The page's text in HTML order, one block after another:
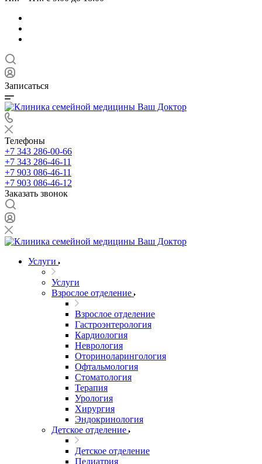
Записаться
Телефоны
+7 343 286-00-66
+7 343 286-46-11
+7 903 086-46-11
+7 903 086-46-12
Заказать звонок
Услуги
Услуги
Взрослое отделение
Взрослое отделение
Гастроэнтерология
Кардиология
Неврология
Оториноларингология
Офтальмология
Стоматология
Терапия
Урология
Хирургия
Эндокринология
Детское отделение
Детское отделение
Педиатрия